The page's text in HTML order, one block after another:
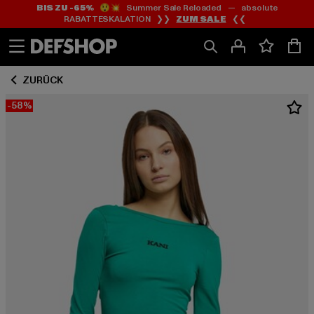
Zum
Inhalt
springen
Zum
Fußzeile
springen
BIS ZU -65%😲💥 Summer Sale Reloaded — absolute
RABATTESKALATION ❯❯ ZUM SALE ❮❮
ZURÜCK
-58%